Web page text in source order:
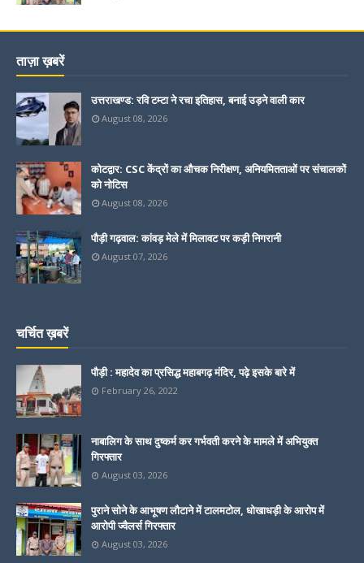
ताज़ा ख़बरें
उत्तराखण्ड: रवि टम्टा ने रचा इतिहास, बनाई उड़ने वाली कार
August 08, 2026
कोटद्वार: CSC केंद्रों का औचक निरीक्षण, अनियमितताओं पर संचालकों
को नोटिस
August 08, 2026
पौड़ी गढ़वाल: कांवड़ मेले में मिलावट पर कड़ी निगरानी
August 07, 2026
चर्चित ख़बरें
पौड़ी : महादेव का प्रसिद्ध महाबगढ़ मंदिर, पढ़े इसके बारे में
February 26, 2022
नाबालिग के साथ दुष्कर्म कर गर्भवती करने के मामले में अभियुक्त
गिरफ्तार
August 03, 2026
पुराने सोने के आभूषण लौटाने में टालमटोल, धोखाधड़ी के आरोप में
आरोपी ज्वैलर्स गिरफ्तार
August 03, 2026